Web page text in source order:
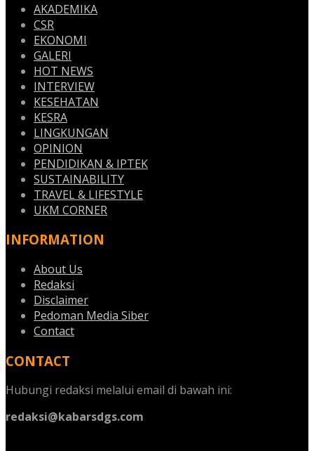
AKADEMIKA
CSR
EKONOMI
GALERI
HOT NEWS
INTERVIEW
KESEHATAN
KESRA
LINGKUNGAN
OPINION
PENDIDIKAN & IPTEK
SUSTAINABILITY
TRAVEL & LIFESTYLE
UKM CORNER
INFORMATION
About Us
Redaksi
Disclaimer
Pedoman Media Siber
Contact
CONTACT
Hubungi redaksi melalui email di bawah ini:
redaksi@kabarsdgs.com